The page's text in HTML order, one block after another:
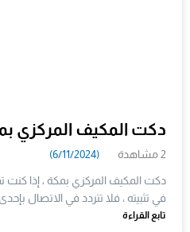
دكت المكيف المركزي
2 مشاهدة (6/11/2024)
دكت المكيف المركزي بمكة ، إذا
في تثبيته ، فلا تتردد في الاتصال بإحدى…
تابع القراءة